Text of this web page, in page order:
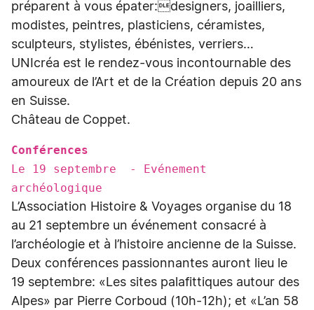
préparent à vous épater:designers, joailliers,
modistes, peintres, plasticiens, céramistes,
sculpteurs, stylistes, ébénistes, verriers…
UNIcréa est le rendez-vous incontournable des
amoureux de l’Art et de la Création depuis 20 ans
en Suisse.
Château de Coppet.
Conférences
Le 19 septembre - Evénement
archéologique
L’Association Histoire & Voyages organise du 18
au 21 septembre un événement consacré à
l’archéologie et à l’histoire ancienne de la Suisse.
Deux conférences passionnantes auront lieu le
19 septembre: «Les sites palafittiques autour des
Alpes» par Pierre Corboud (10h-12h); et «L’an 58